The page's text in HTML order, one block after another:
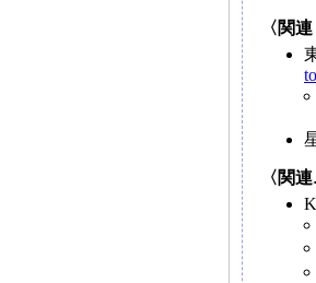
〈関
〈関